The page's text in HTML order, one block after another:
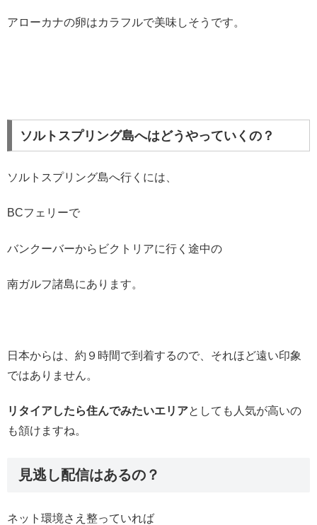
アローカナの卵はカラフルで美味しそうです。
ソルトスプリング島へはどうやっていくの？
ソルトスプリング島へ行くには、
BCフェリーで
バンクーバーからビクトリアに行く途中の
南ガルフ諸島にあります。
日本からは、約９時間で到着するので、それほど遠い印象
ではありません。
リタイアしたら住んでみたいエリアとしても人気が高いの
も頷けますね。
見逃し配信はあるの？
ネット環境さえ整っていれば